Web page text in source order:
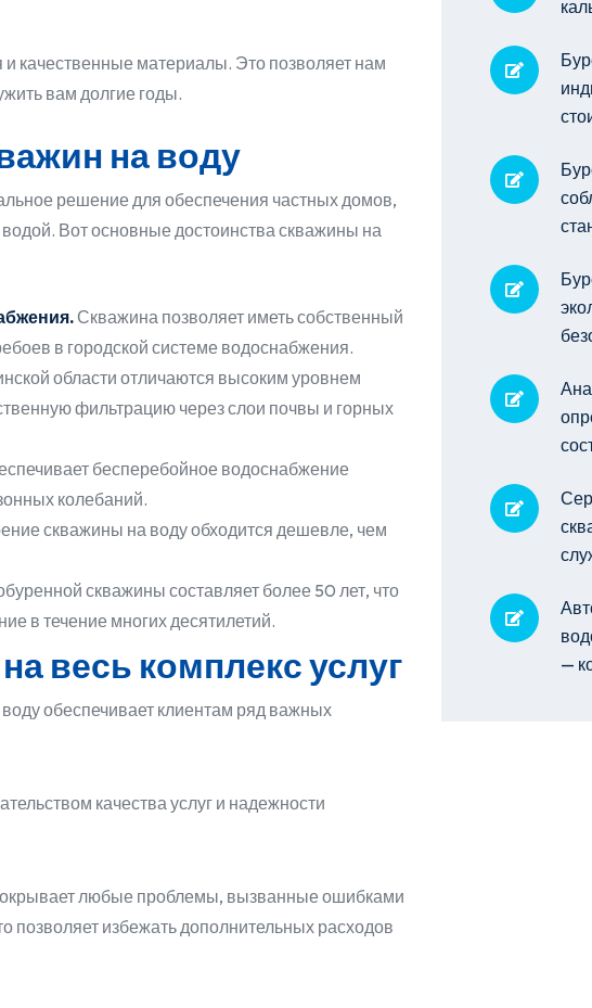
качественные материалы. Это позволяет нам
вам долгие годы.
на воду
решение для обеспечения частных домов,
Вот основные достоинства скважины на
Скважина позволяет иметь собственный
в городской системе водоснабжения.
области отличаются высоким уровнем
фильтрацию через слои почвы и горных
бесперебойное водоснабжение
колебаний.
скважины на воду обходится дешевле, чем
скважины составляет более 50 лет, что
в течение многих десятилетий.
весь комплекс услуг
обеспечивает клиентам ряд важных
качества услуг и надежности
любые проблемы, вызванные ошибками
позволяет избежать дополнительных расходов
—